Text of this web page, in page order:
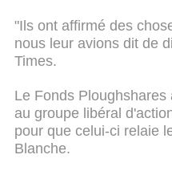
"Ils ont affirmé des
nous leur avions dit de
Times.
Le Fonds
au groupe libéral
pour que celui-ci relaie
Blanche.